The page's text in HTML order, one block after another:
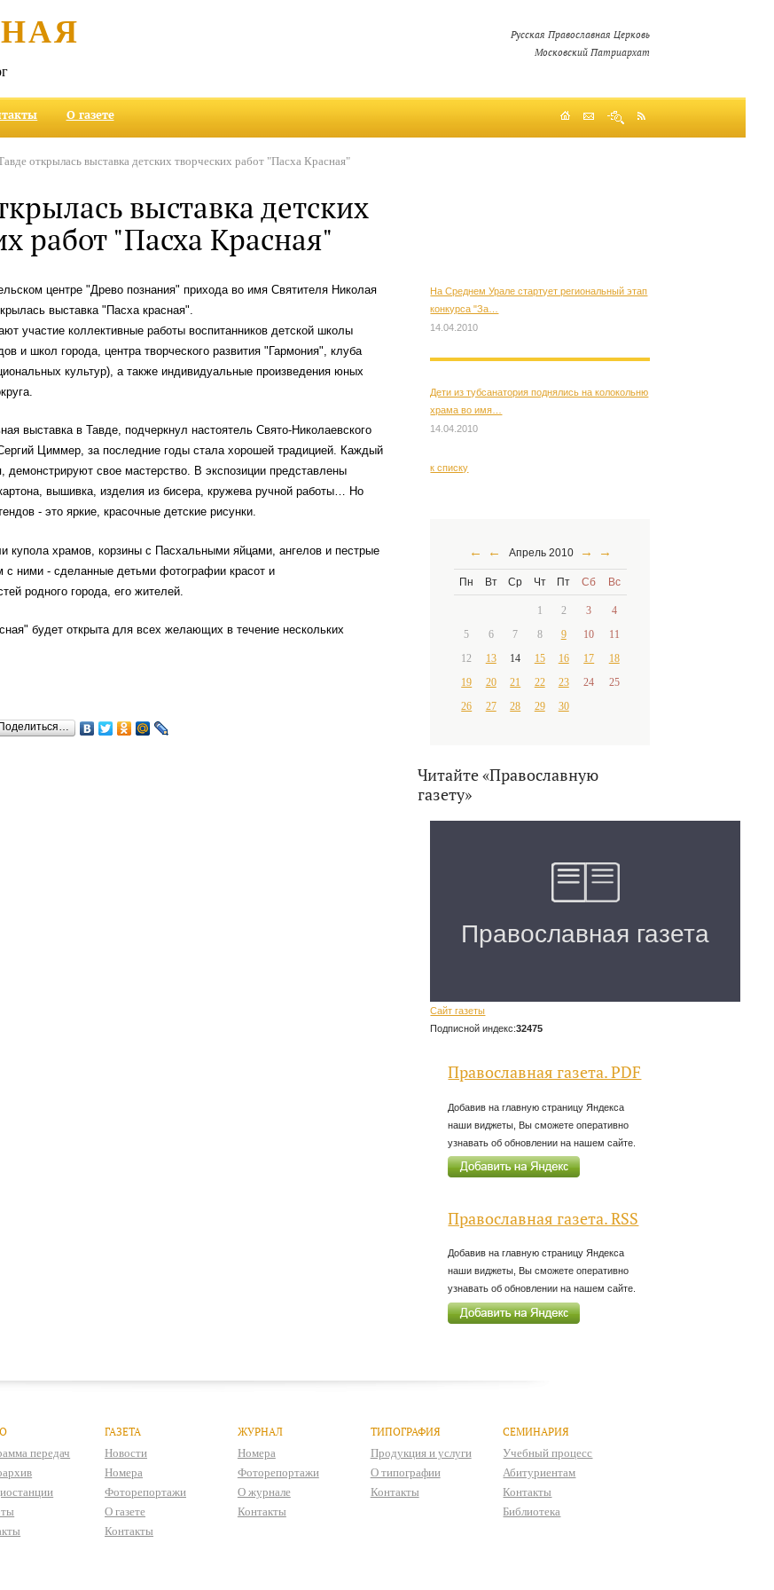
Русская Православная Церковь
Московский Патриархат
О газете
открылась выставка детских творческих работ "Пасха Красная"
выставка детских
работ "Пасха Красная"
центре "Древо познания" прихода во имя Святителя Николая
выставка "Пасха красная".
участие коллективные работы воспитанников детской школы
и школ города, центра творческого развития "Гармония", клуба
культур), а также индивидуальные произведения юных
выставка в Тавде, подчеркнул настоятель Свято-Николаевского
Циммер, за последние годы стала хорошей традицией. Каждый
демонстрируют свое мастерство. В экспозиции представлены
вышивка, изделия из бисера, кружева ручной работы… Но
- это яркие, красочные детские рисунки.
купола храмов, корзины с Пасхальными яйцами, ангелов и пестрые
с ними - сделанные детьми фотографии красот и
родного города, его жителей.
будет открыта для всех желающих в течение нескольких
Поделиться…
На Среднем Урале стартует региональный этап
конкурса "За…
14.04.2010
Дети из тубсанатория поднялись на колокольню
храма во имя…
14.04.2010
к списку
← ← Апрель 2010 → →
Пн Вт Ср Чт Пт Сб Вс
1 2 3
4
5
6 7 8 9 10
11
12
13 14 15 16 17
18
19
20 21 22 23 24
25
26
27 28 29 30
Читайте «Православную
газету»
Сайт газеты
Подписной индекс:32475
Православная газета. PDF
Добавив на главную страницу Яндекса
наши виджеты, Вы сможете оперативно
узнавать об обновлении на нашем сайте.
Православная газета. RSS
Добавив на главную страницу Яндекса
наши виджеты, Вы сможете оперативно
узнавать об обновлении на нашем сайте.
передач
ГАЗЕТА
Новости
Номера
Фоторепортажи
О газете
Контакты
ЖУРНАЛ
Номера
Фоторепортажи
О журнале
Контакты
ТИПОГРАФИЯ
Продукция и услуги
О типографии
Контакты
СЕМИНАРИЯ
Учебный процесс
Абитуриентам
Контакты
Библиотека